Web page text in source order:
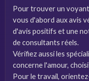
Pour trouver un
vous d'abord aux avis
d'avis positifs et une
de consultants réels.
Vérifiez aussi les
concerne l'amour,
Pour le travail,